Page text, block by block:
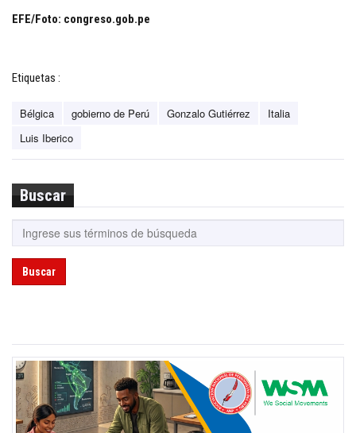
EFE/Foto: congreso.gob.pe
Etiquetas :
Bélgica gobierno de Perú Gonzalo Gutiérrez
Italia
Luis Iberico
Buscar
Buscar